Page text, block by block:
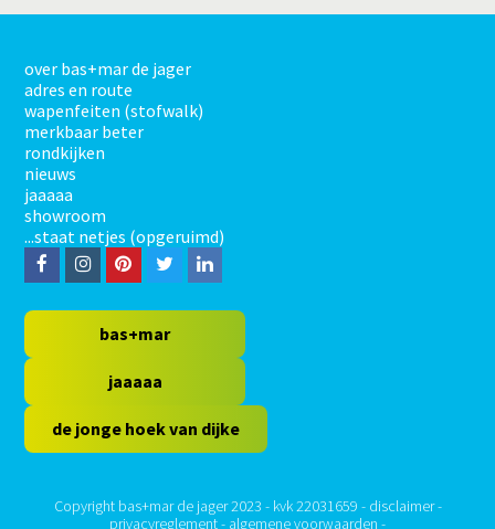
over bas+mar de jager
adres en route
wapenfeiten (stofwalk)
merkbaar beter
rondkijken
nieuws
jaaaaa
showroom
...staat netjes (opgeruimd)
o
k
I
g
a
n
r
s
T
e
L
d
n
bas+mar
jaaaaa
de jonge hoek van dijke
Copyright bas+mar de jager 2023 - kvk 22031659 - disclaimer-
privacyreglement- algemene voorwaarden -